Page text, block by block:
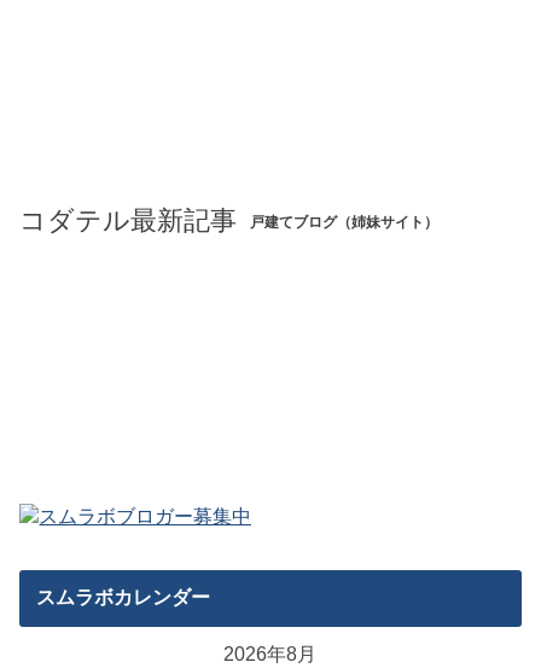
コダテル最新記事 戸建てブログ（姉妹サイト）
スムラボカレンダー
2026年8月